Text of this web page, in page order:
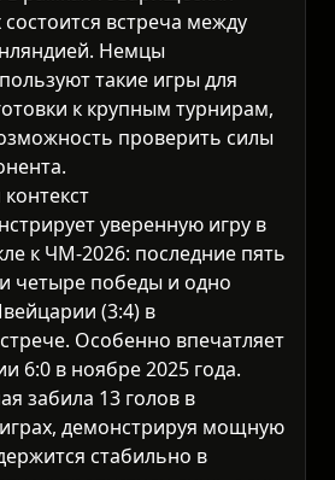
состоится встреча между
Немцы
такие игры для
к крупным турнирам,
проверить силы
уверенную игру в
к ЧМ-2026: последние пять
четыре победы и одно
(3:4) в
Особенно впечатляет
6:0 в ноябре 2025 года.
забила 13 голов в
демонстрируя мощную
стабильно в